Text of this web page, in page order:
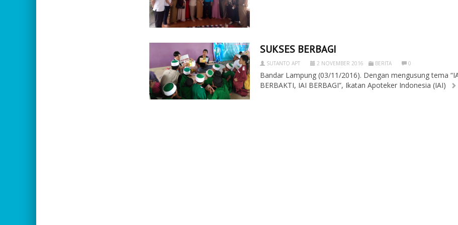
SUKSES BERBAGI
SUTANTO APT 2 NOVEMBER 2016 BERITA 0
Bandar Lampung (03/11/2016). Dengan mengusung tema
BERBAKTI, IAI BERBAGI”, Ikatan Apoteker Indonesia (IAI)